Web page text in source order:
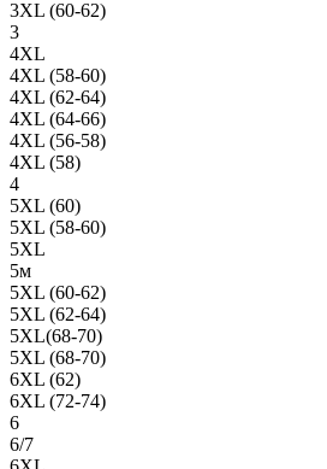
3XL (60-62)
3
4XL
4XL (58-60)
4XL (62-64)
4XL (64-66)
4XL (56-58)
4XL (58)
4
5XL (60)
5XL (58-60)
5XL
5м
5XL (60-62)
5XL (62-64)
5XL(68-70)
5XL (68-70)
6XL (62)
6XL (72-74)
6
6/7